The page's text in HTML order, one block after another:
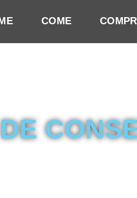
COME